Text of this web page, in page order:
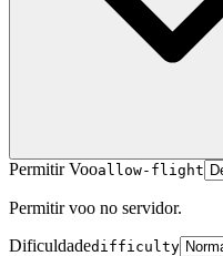
Permitir Vooallow-flight
Permitir voo no servidor.
Dificuldadedifficulty